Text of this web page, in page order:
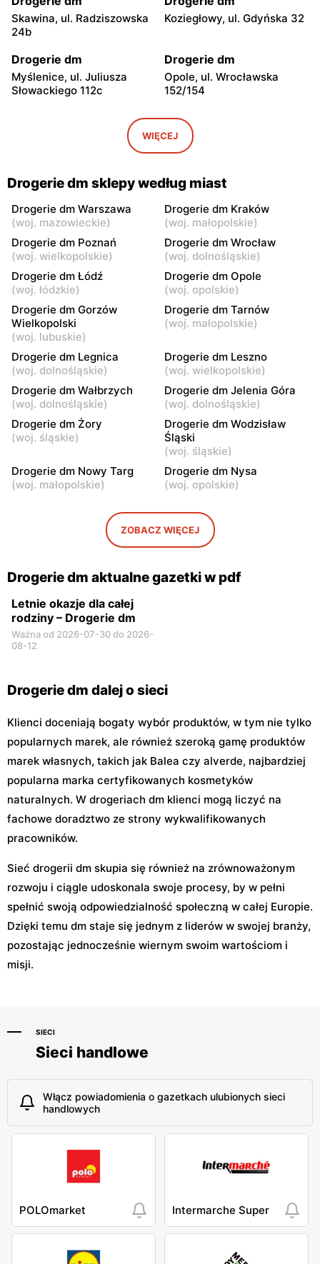
Skawina, ul. Radziszowska
24b
Koziegłowy, ul. Gdyńska 32
Drogerie dm
Myślenice, ul. Juliusza
Słowackiego 112c
Drogerie dm
Opole, ul. Wrocławska
152/154
Poznań, ul. Strzeszyńska
Drogerie dm
Gogolin, ul. Krapkowicka
160A
Drogerie dm
Jelcz-Laskowice, ul.
Oławska 116
Drogerie dm
Żory al. Jana Pawła II 41
Drogerie dm
Wrocław, ul. Strachocińska
184
Drogerie dm
Kiełczewo, ul. Poznańska
19
Drogerie dm
Wrocław, ul. pl. Grunwaldzki
22
Drogerie dm
Wrocław, ul. Paprotna 7
Drogerie dm
Wrocław, ul. Ślężna 132
Drogerie dm
Wodzisław Śląski, ul. Armii
Krajowej 5
Drogerie dm
Leszno, ul. Poznańska 3
Drogerie dm
Nowy Targ, ul. Gen.
Władysława Sikorskiego 53
Drogerie dm
Grodzisk Wielkopolski, ul.
Drogerie dm
Nysa, ul. Szlak Chrobrego
Świdnica, ul. Kliczkowska
Drogerie dm
Legnica, ul. Roberta
WIĘCEJ
Drogerie dm sklepy według miast
Drogerie dm Warszawa
(woj. mazowieckie)
Drogerie dm Kraków
(woj. małopolskie)
Drogerie dm Poznań
(woj. wielkopolskie)
Drogerie dm Wrocław
(woj. dolnośląskie)
Drogerie dm Łódź
(woj. łódzkie)
Drogerie dm Opole
(woj. opolskie)
Drogerie dm Gorzów
Wielkopolski
(woj. lubuskie)
Drogerie dm Tarnów
(woj. małopolskie)
Drogerie dm Legnica
(woj. dolnośląskie)
Drogerie dm Leszno
(woj. wielkopolskie)
Drogerie dm Wałbrzych
(woj. dolnośląskie)
Drogerie dm Jelenia Góra
(woj. dolnośląskie)
Drogerie dm Żory
(woj. śląskie)
Drogerie dm Wodzisław
Śląski
(woj. śląskie)
Drogerie dm Nowy Targ
(woj. małopolskie)
Drogerie dm Nysa
(woj. opolskie)
ZOBACZ WIĘCEJ
Drogerie dm aktualne gazetki w pdf
Letnie okazje dla całej
rodziny – Drogerie dm
Ważna od 2026-07-30 do 2026-
08-12
Drogerie dm dalej o sieci
Klienci doceniają bogaty wybór produktów, w tym nie tylko
popularnych marek, ale również szeroką gamę produktów
marek własnych, takich jak Balea czy alverde, najbardziej
popularna marka certyfikowanych kosmetyków
naturalnych. W drogeriach dm klienci mogą liczyć na
fachowe doradztwo ze strony wykwalifikowanych
pracowników.
Sieć drogerii dm skupia się również na zrównoważonym
rozwoju i ciągle udoskonala swoje procesy, by w pełni
spełnić swoją odpowiedzialność społeczną w całej Europie.
Dzięki temu dm staje się jednym z liderów w swojej branży,
pozostając jednocześnie wiernym swoim wartościom i
misji.
SIECI
Sieci handlowe
Włącz powiadomienia o gazetkach ulubionych sieci
handlowych
POLOmarket Intermarche Super